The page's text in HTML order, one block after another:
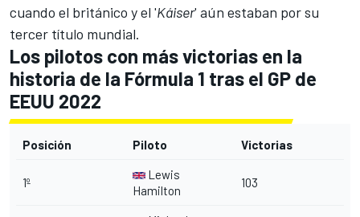
cuando el británico y el 'Káiser' aún estaban por su
tercer título mundial.
Los pilotos con más victorias en la
historia de la Fórmula 1 tras el GP de
EEUU 2022
Posición Piloto Victorias
1º
Lewis
Hamilton
103